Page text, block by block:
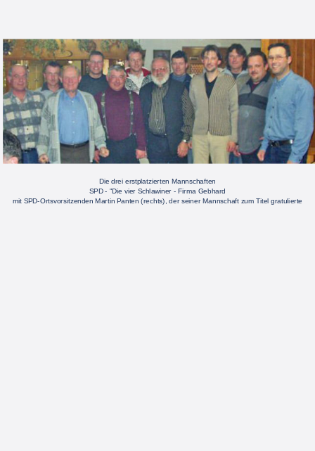
Die drei erstplatzierten Mannschaften
SPD - "Die vier Schlawiner - Firma Gebhard
mit SPD-Ortsvorsitzenden Martin Panten (rechts), der seiner Mannschaft zum Titel gratulierte